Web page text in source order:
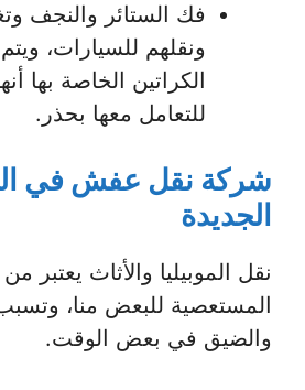
فك الستائر والنجف
ونقلهم للسيارات،
الكراتين الخاصة بها
للتعامل معها بحذر.
شركة نقل عفش في
الجديدة
نقل الموبيليا والأثاث يعتبر من
المستعصية للبعض منا،
والضيق في بعض الوقت.